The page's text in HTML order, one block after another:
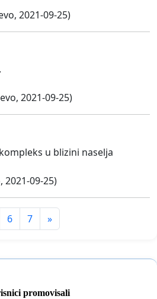
2021-09-25)
2021-09-25)
u blizini naselja
2021-09-25)
6 7 »
promovisali